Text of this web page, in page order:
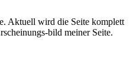
Aktuell wird die Seite komplett
bild meiner Seite.